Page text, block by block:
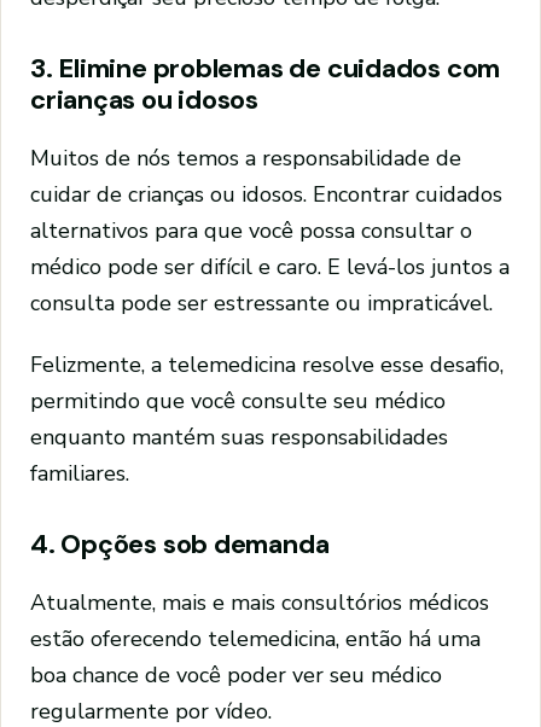
3. Elimine problemas de cuidados com
crianças ou idosos
Muitos de nós temos a responsabilidade de
cuidar de crianças ou idosos. Encontrar cuidados
alternativos para que você possa consultar o
médico pode ser difícil e caro. E levá-los juntos a
consulta pode ser estressante ou impraticável.
Felizmente, a telemedicina resolve esse desafio,
permitindo que você consulte seu médico
enquanto mantém suas responsabilidades
familiares.
4. Opções sob demanda
Atualmente, mais e mais consultórios médicos
estão oferecendo telemedicina, então há uma
boa chance de você poder ver seu médico
regularmente por vídeo.